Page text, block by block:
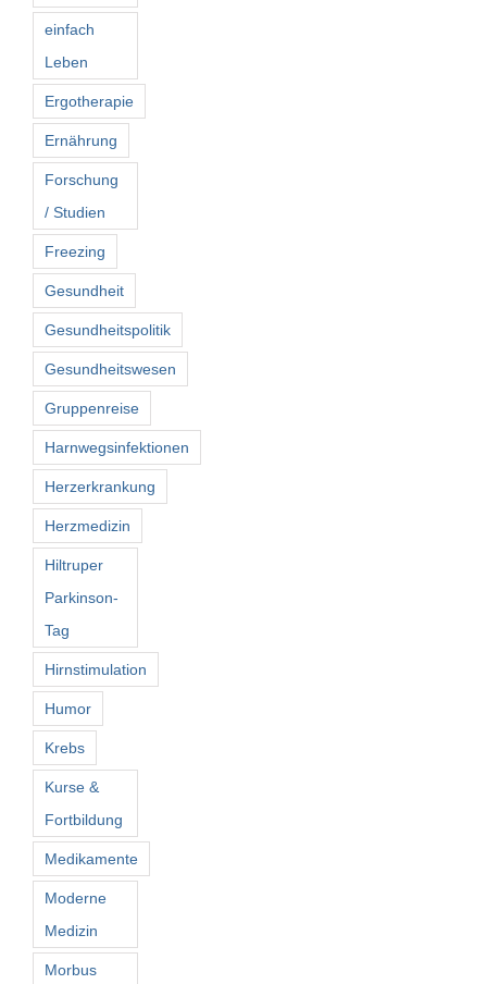
einfach
Leben
Ergotherapie
Ernährung
Forschung
/ Studien
Freezing
Gesundheit
Gesundheitspolitik
Gesundheitswesen
Gruppenreise
Harnwegsinfektionen
Herzerkrankung
Herzmedizin
Hiltruper
Parkinson-
Tag
Hirnstimulation
Humor
Krebs
Kurse &
Fortbildung
Medikamente
Moderne
Medizin
Morbus